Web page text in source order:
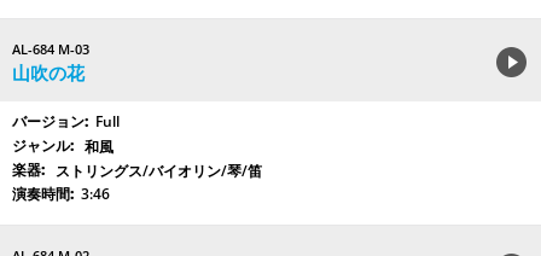
AL-684 M-03
山吹の花
Full
和風
ストリングス/バイオリン/琴/笛
3:46